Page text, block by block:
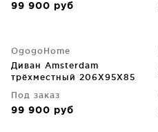
99 900 руб
OgogoHome
Диван Amsterdam
трёхместный 206X95X85
Под заказ
99 900 руб